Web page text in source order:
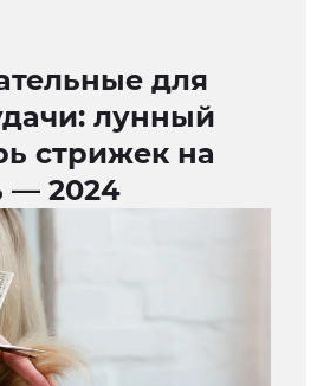
для
лунный
стрижек на
— 2024